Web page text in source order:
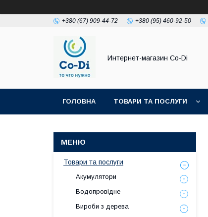
+380 (67) 909-44-72 +380 (95) 460-92-50
Интернет-магазин Co-Di
ГОЛОВНА ТОВАРИ ТА ПОСЛУГИ
Товари та послуги
Акумулятори
Водопровідне
Вироби з дерева